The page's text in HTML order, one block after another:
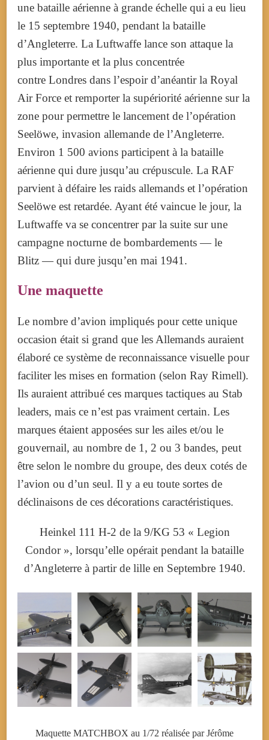
une bataille aérienne à grande échelle qui a eu lieu
le 15 septembre 1940, pendant la bataille
d’Angleterre. La Luftwaffe lance son attaque la
plus importante et la plus concentrée
contre Londres dans l’espoir d’anéantir la Royal
Air Force et remporter la supériorité aérienne sur la
zone pour permettre le lancement de l’opération
Seelöwe, invasion allemande de l’Angleterre.
Environ 1 500 avions participent à la bataille
aérienne qui dure jusqu’au crépuscule. La RAF
parvient à défaire les raids allemands et l’opération
Seelöwe est retardée. Ayant été vaincue le jour, la
Luftwaffe va se concentrer par la suite sur une
campagne nocturne de bombardements — le
Blitz — qui dure jusqu’en mai 1941.
Une maquette
Le nombre d’avion impliqués pour cette unique
occasion était si grand que les Allemands auraient
élaboré ce système de reconnaissance visuelle pour
faciliter les mises en formation (selon Ray Rimell).
Ils auraient attribué ces marques tactiques au Stab
leaders, mais ce n’est pas vraiment certain. Les
marques étaient apposées sur les ailes et/ou le
gouvernail, au nombre de 1, 2 ou 3 bandes, peut
être selon le nombre du groupe, des deux cotés de
l’avion ou d’un seul. Il y a eu toute sortes de
déclinaisons de ces décorations caractéristiques.
Heinkel 111 H-2 de la 9/KG 53 « Legion
Condor », lorsqu’elle opérait pendant la bataille
d’Angleterre à partir de lille en Septembre 1940.
Maquette MATCHBOX au 1/72 réalisée par Jérôme